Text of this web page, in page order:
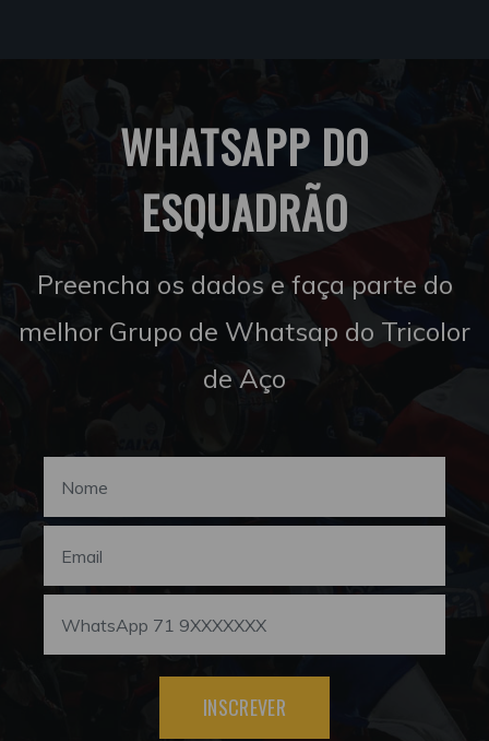
WHATSAPP DO
ESQUADRÃO
Preencha os dados e faça parte do
melhor Grupo de Whatsap do Tricolor
de Aço
INSCREVER